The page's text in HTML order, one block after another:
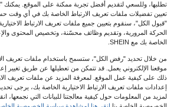
#جمبسوت كاجوال
Wandoria جمبسوت قصيرة عريضة السا
ق مطبوعة بلا أكمام للنساء للعطلات الر
سمية
9
تطلبها، وللسعي لتقديم أفضل تجربة ممكنة على الموقع. يمكنك
تعيين تفضيلات ملفات تعريف الارتباط الخاصة بك في أي وقت
"قبول الكل"، سنقوم بتعيين جميع ملفات تعريف الارتباط
الحركة المرورية، وتقديم وظائف محسّنة، وتخصيص المحتوى
الخاصة بك مع SHEIN.
من خلال تحديد "رفض الكل"، ستسمح باستخدام ملفات تعريف
موقعنا الإلكتروني يعمل. قد تتمكن من تعطيلها عن طريق تغيير
ذلك على كيفية عمل الموقع. لمعرفة المزيد عن ملفات تعريف
إعدادات ملفات تعريف الارتباط الاختيارية الخاصة بك، يرجى
لمزيد من المعلومات حول كيفية معالجتنا للبيانات التي نجمعها،